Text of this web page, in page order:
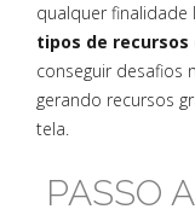
qualquer finalidade
tipos de recursos
conseguir desafios
gerando recursos
tela.
PASSO